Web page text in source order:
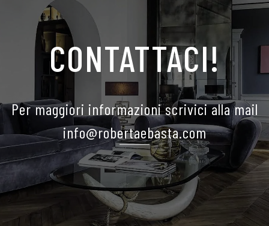
CONTATTACI!
Per maggiori informazioni scrivici alla mail
info@robertaebasta.com